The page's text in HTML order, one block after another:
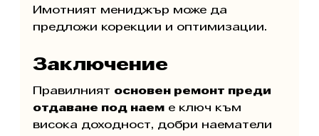
Имотният мениджър може да
предложи корекции и оптимизации.
Заключение
Правилният основен ремонт преди
отдаване под наем е ключ към
висока доходност, добри наематели